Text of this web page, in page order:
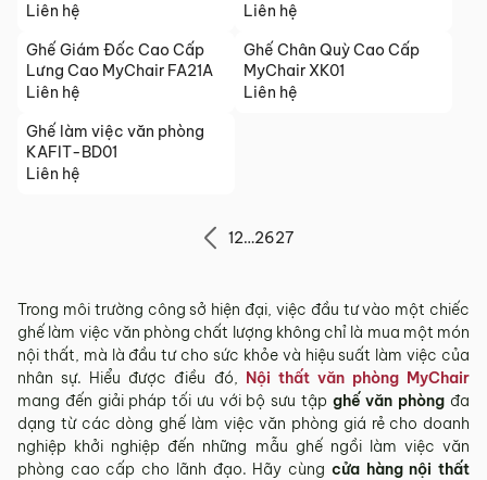
Liên hệ
Liên hệ
Ghế Giám Đốc Cao Cấp
Lưng Cao MyChair FA21A
Liên hệ
Ghế Chân Quỳ Cao Cấp
MyChair XK01
Liên hệ
Ghế làm việc văn phòng
KAFIT-BD01
Liên hệ
12…2627
Trong môi trường công sở hiện đại, việc đầu tư vào một chiếc
ghế làm việc văn phòng chất lượng không chỉ là mua một món
nội thất, mà là đầu tư cho sức khỏe và hiệu suất làm việc của
nhân sự. Hiểu được điều đó, Nội thất văn phòng MyChair
mang đến giải pháp tối ưu với bộ sưu tập ghế văn phòng đa
dạng từ các dòng ghế làm việc văn phòng giá rẻ cho doanh
nghiệp khởi nghiệp đến những mẫu ghế ngồi làm việc văn
phòng cao cấp cho lãnh đạo. Hãy cùng cửa hàng nội thất